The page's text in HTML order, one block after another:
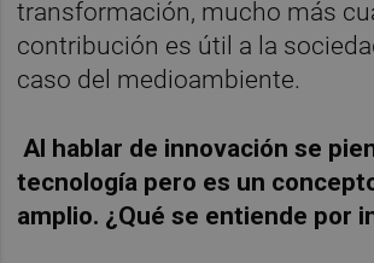
transformación, mucho más
contribución es útil a la
caso del medioambiente.
Al hablar de innovación se
tecnología pero es un
amplio. ¿ Qué se entiende por